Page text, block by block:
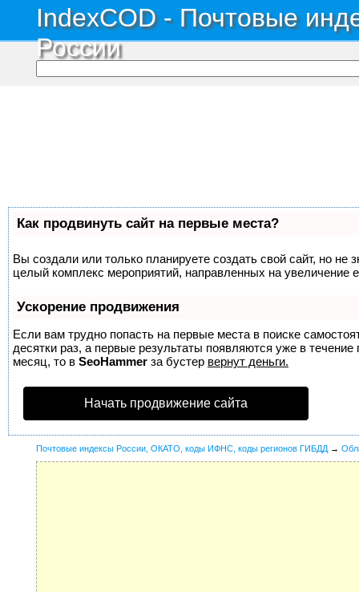
IndexCOD - Почтовые
России
Как продвинуть сайт на первые места?
Вы создали или только планируете создать свой сайт, но не
целый комплекс мероприятий, направленных на увеличение
Ускорение продвижения
Если вам трудно попасть на первые места в поиске
десятки раз, а первые результаты появляются уже в
месяц, то в SeoHammer за бустер вернут деньги.
Начать продвижение сайта
Почтовые индексы России, ОКАТО, коды ИФНС, коды регионов ГИБДД →